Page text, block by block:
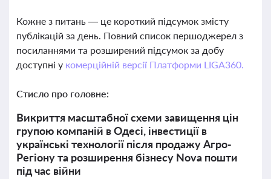
Кожне з питань — це короткий підсумок змісту
публікацій за день. Повний список першоджерел з
посиланнями та розширений підсумок за добу
доступні у комерційній версії Платформи LIGA360.
Стисло про головне:
Викриття масштабної схеми завищення цін
групою компаній в Одесі, інвестиції в
українські технології після продажу Агро-
Регіону та розширення бізнесу Nova пошти
під час війни